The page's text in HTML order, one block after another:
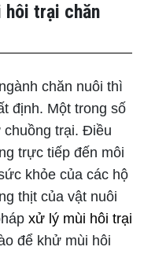
hôi trại chăn
chăn nuôi thì
định. Một trong số
trại. Điều
trực tiếp đến môi
khỏe của các hộ
thịt của vật nuôi
xử lý mùi hôi trại
để khử mùi hôi